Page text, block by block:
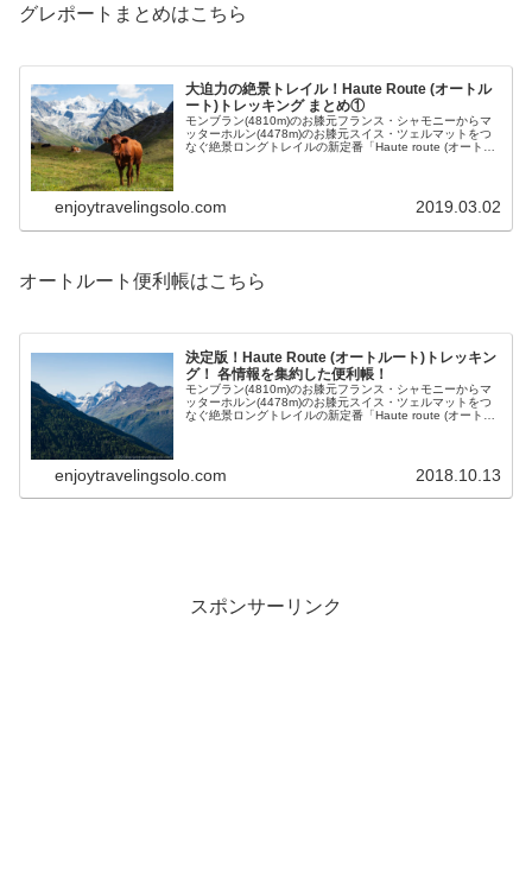
グレポートまとめはこちら
大迫力の絶景トレイル！Haute Route (オートル
ート)トレッキング まとめ①
モンブラン(4810m)のお膝元フランス・シャモニーからマ
ッターホルン(4478m)のお膝元スイス・ツェルマットをつ
なぐ絶景ロングトレイルの新定番「Haute route (オートル
enjoytravelingsolo.com 2019.03.02
オートルート便利帳はこちら
決定版！Haute Route (オートルート)トレッキン
グ！ 各情報を集約した便利帳！
モンブラン(4810m)のお膝元フランス・シャモニーからマ
ッターホルン(4478m)のお膝元スイス・ツェルマットをつ
なぐ絶景ロングトレイルの新定番「Haute route (オートル
enjoytravelingsolo.com 2018.10.13
スポンサーリンク